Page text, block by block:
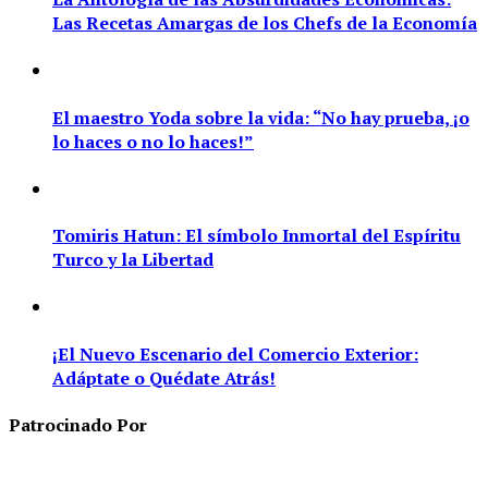
Las Recetas Amargas de los Chefs de la Economía
El maestro Yoda sobre la vida: “No hay prueba, ¡o
lo haces o no lo haces!”
Tomiris Hatun: El símbolo Inmortal del Espíritu
Turco y la Libertad
¡El Nuevo Escenario del Comercio Exterior:
Adáptate o Quédate Atrás!
Patrocinado Por